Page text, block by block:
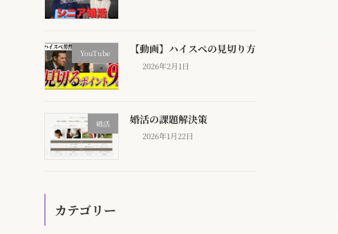
YouTube 【動画】ハイスぺの見切り方
2026年2月1日
婚活 婚活の課題解決策
2026年1月22日
カテゴリー